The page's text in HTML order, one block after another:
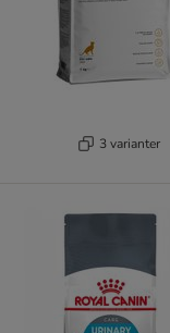
3 varianter